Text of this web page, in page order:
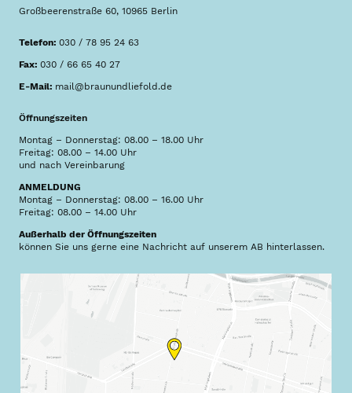
Großbeerenstraße 60, 10965 Berlin
Telefon: 030 / 78 95 24 63
Fax: 030 / 66 65 40 27
E-Mail: mail@braunundliefold.de
Öffnungszeiten
Montag – Donnerstag: 08.00 – 18.00 Uhr
Freitag: 08.00 – 14.00 Uhr
und nach Vereinbarung
ANMELDUNG
Montag – Donnerstag: 08.00 – 16.00 Uhr
Freitag: 08.00 – 14.00 Uhr
Außerhalb der Öffnungszeiten
können Sie uns gerne eine Nachricht auf unserem AB hinterlassen.